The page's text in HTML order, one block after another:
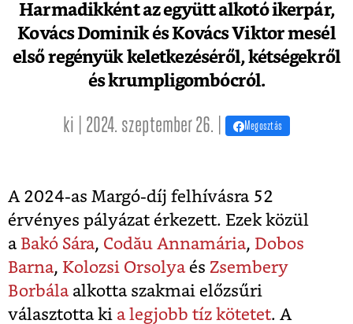
Harmadikként az együtt alkotó ikerpár,
Kovács Dominik és Kovács Viktor mesél
első regényük keletkezéséről, kétségekről
és krumpligombócról.
ki | 2024. szeptember 26. | Megosztás
A 2024-as Margó-díj felhívásra 52
érvényes pályázat érkezett. Ezek közül
a Bakó Sára, Codău Annamária, Dobos
Barna, Kolozsi Orsolyaés Zsembery
Borbálaalkotta szakmai előzsűri
választotta ki a legjobb tíz kötetet. A